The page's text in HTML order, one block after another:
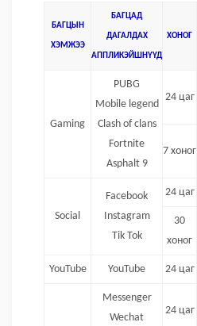
БАГЦЫН
ХЭМЖЭЭ
БАГЦАД
ДАГАЛДАХ
АППЛИКЭЙШНҮҮД
ХОНОГ
Gaming
PUBG
Mobile legend
Clash of clans
Fortnite
Asphalt 9
24 цаг
7 хоног
Social
Facebook
Instagram
Tik Tok
24 цаг
30
хоног
YouTube YouTube 24 цаг
Messenger
Wechat
24 цаг